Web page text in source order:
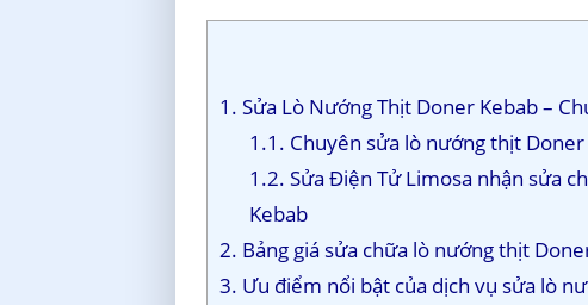
1. Sửa Lò Nướng Thịt Doner Kebab –
1.1. Chuyên sửa lò nướng thịt
1.2. Sửa Điện Tử Limosa nhận sửa
Kebab
2. Bảng giá sửa chữa lò nướng thịt
3. Ưu điểm nổi bật của dịch vụ sửa lò